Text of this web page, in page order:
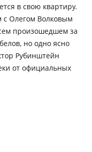
в свою квартиру.
с Олегом Волковым
произошедшем за
но одно ясно
Рубинштейн
от официальных